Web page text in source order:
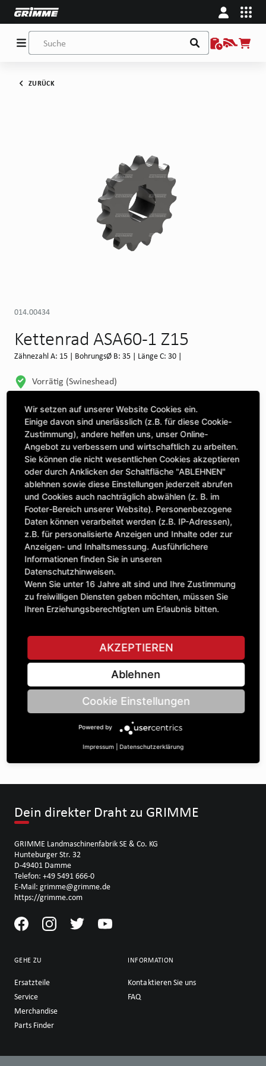
ZURÜCK
014.00434
Kettenrad ASA60-1 Z15
Zähnezahl A: 15 | BohrungsØ B: 35 | Länge C: 30 |
Vorrätig (Swineshead)
Maschine auswählen, um Kompatibilität zu sehen
MASCHINE AUSWÄHLEN
CLICK & COLLECT
Bestellungen bei Deinem bevorzugten Standort abholen
43,94 £
exkl. MwSt.
Anzahl
IN DEN WARENKORB
KETTENRÄdeR EINFACH ¾“ | Zähnezahl A: 15 | BohrungsØ B:
35 | Länge C: 30 |
Dein direkter Draht zu GRIMME
GRIMME Landmaschinenfabrik SE & Co. KG
Hunteburger Str. 32
D-49401 Damme
Telefon: +49 5491 666-0
E-Mail: grimme@grimme.de
https://grimme.com
GEHE ZU
Ersatzteile
Service
Merchandise
Parts Finder
INFORMATION
Kontaktieren Sie uns
FAQ
Wir setzen auf unserer Website Cookies ein.
Einige davon sind unerlässlich (z.B. für diese Cookie-
Zustimmung), andere helfen uns, unser Online-
Angebot zu verbessern und wirtschaftlich zu arbeiten.
Sie können die nicht wesentlichen Cookies akzeptieren
oder durch Anklicken der Schaltfläche "ABLEHNEN"
ablehnen sowie diese Einstellungen jederzeit abrufen
und Cookies auch nachträglich abwählen (z. B. im
Footer-Bereich unserer Website). Personenbezogene
Daten können verarbeitet werden (z.B. IP-Adressen),
z.B. für personalisierte Anzeigen und Inhalte oder zur
Anzeigen- und Inhaltsmessung. Ausführlichere
Informationen finden Sie in unseren
Datenschutzhinweisen.
Wenn Sie unter 16 Jahre alt sind und Ihre Zustimmung
zu freiwilligen Diensten geben möchten, müssen Sie
Ihren Erziehungsberechtigten um Erlaubnis bitten.
AKZEPTIEREN
Ablehnen
Cookie Einstellungen
Powered by
Impressum Datenschutzerklärung